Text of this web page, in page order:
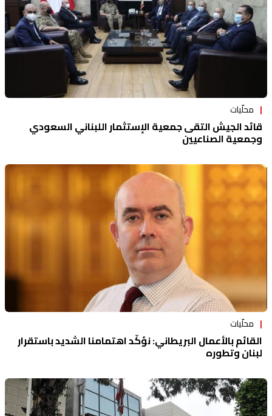
محلّيات
قائد الجيش التقى جمعية الإستثمار اللبناني السعودي
وجمعية الصناعيين
محلّيات
القائم بالأعمال البريطاني: نؤكّد اهتمامنا الشديد باستقرار
لبنان وتطوره